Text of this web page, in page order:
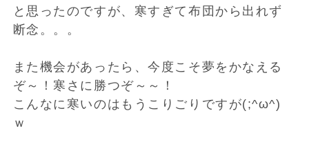
と思ったのですが、寒すぎて布団から出れず
断念。。。
また機会があったら、今度こそ夢をかなえる
ぞ～！寒さに勝つぞ～～！
こんなに寒いのはもうこりごりですが(;^ω^)
ｗ